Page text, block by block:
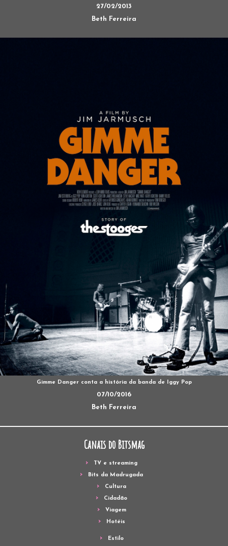
27/02/2013
Beth Ferreira
Gimme Danger conta a história da banda de Iggy Pop
07/10/2016
Beth Ferreira
Canais do Bitsmag
TV e streaming
Bits da Madrugada
Cultura
Cidadão
Viagem
Hotéis
Estilo